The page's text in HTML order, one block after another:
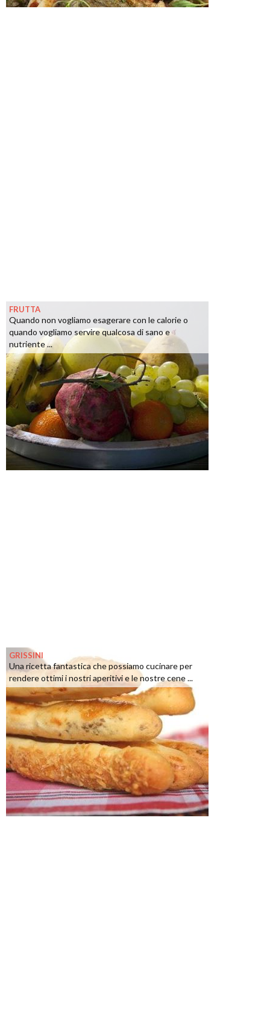
FRUTTA
Quando non vogliamo esagerare con le calorie o
quando vogliamo servire qualcosa di sano e
nutriente ...
GRISSINI
Una ricetta fantastica che possiamo cucinare per
rendere ottimi i nostri aperitivi e le nostre cene ...